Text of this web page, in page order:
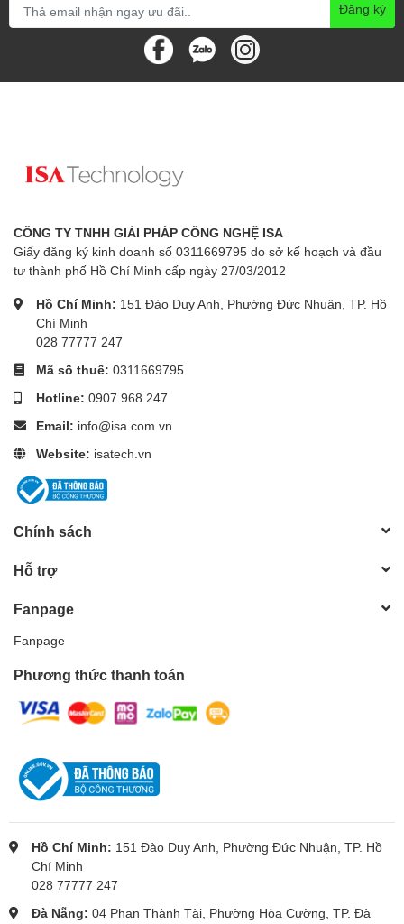
Đăng ký
CÔNG TY TNHH GIẢI PHÁP CÔNG NGHỆ ISA
Giấy đăng ký kinh doanh số 0311669795 do sở kế hoạch và đầu
tư thành phố Hồ Chí Minh cấp ngày 27/03/2012
Hồ Chí Minh: 151 Đào Duy Anh, Phường Đức Nhuận, TP. Hồ
Chí Minh
028 77777 247
Mã số thuế: 0311669795
Hotline: 0907 968 247
Email: info@isa.com.vn
Website: isatech.vn
Chính sách
Hỗ trợ
Fanpage
Fanpage
Phương thức thanh toán
Hồ Chí Minh: 151 Đào Duy Anh, Phường Đức Nhuận, TP. Hồ
Chí Minh
028 77777 247
Đà Nẵng: 04 Phan Thành Tài, Phường Hòa Cường, TP. Đà